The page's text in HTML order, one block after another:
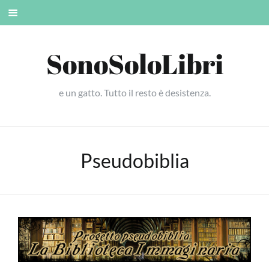
Skip
SonoSoloLibri
e un gatto. Tutto il resto è desistenza.
Pseudobiblia